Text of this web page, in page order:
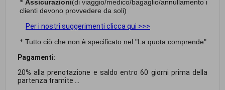
* Assicurazioni(di viaggio/medico/bagaglio/annullamento i
clienti devono provvedere da soli)
Per i nostri suggerimenti clicca qui >>>
* Tutto ciò che non è specificato nel "La quota comprende"
Pagamenti:
20% alla prenotazione e saldo entro 60 giorni prima della
partenza tramite ...